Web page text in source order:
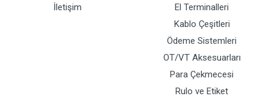
İletişim
El Terminalleri
Kablo Çeşitleri
Ödeme Sistemleri
OT/VT Aksesuarları
Para Çekmecesi
Rulo ve Etiket